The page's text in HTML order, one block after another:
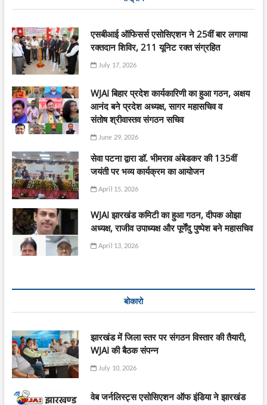
एसबीआई ऑफिसर्स एसोसिएशन ने 25वीं बार लगाया
रक्तदान शिविर, 211 यूनिट रक्त संग्रहित
July 17, 2026
WJAI बिहार प्रदेश कार्यकारिणी का हुआ गठन, अक्षय
आनंद बने प्रदेश अध्यक्ष, सागर महासचिव व
संतोष श्रीवास्तव संगठन सचिव
June 29, 2026
सेवा पटना द्वारा डॉ. भीमराव अंबेडकर की 135वीं
जयंती पर भव्य कार्यक्रम का आयोजन
April 15, 2026
WJAI झारखंड कमिटी का हुआ गठन, दीपक ओझा
अध्यक्ष, राजीव उपाध्यक्ष और पूर्णेंदु पुष्पेश बने महासचिव
April 13, 2026
बोकारो
झारखंड में जिला स्तर पर संगठन विस्तार की तैयारी,
WJAI की बैठक संपन्न
July 10, 2026
वेब जर्नलिस्ट्स एसोसिएशन ऑफ इंडिया ने झारखंड